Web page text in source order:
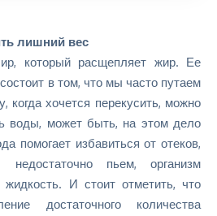
лишний вес
который расщепляет жир. Ее
в том, что мы часто путаем
когда хочется перекусить, можно
воды, может быть, на этом дело
помогает избавиться от отеков,
пьем, организм
жидкость. И стоит отметить, что
достаточного количества